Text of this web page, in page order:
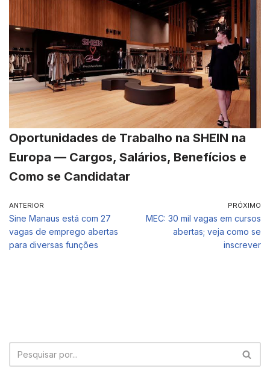
Oportunidades de Trabalho na SHEIN na
Europa — Cargos, Salários, Benefícios e
Como se Candidatar
ANTERIOR
Sine Manaus está com 27
vagas de emprego abertas
para diversas funções
PRÓXIMO
MEC: 30 mil vagas em cursos
abertas; veja como se
inscrever